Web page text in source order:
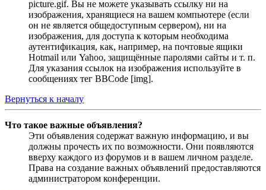
picture.gif. Вы не можете указывать ссылку ни на
изображения, хранящиеся на вашем компьютере (если
он не является общедоступным сервером), ни на
изображения, для доступа к которым необходима
аутентификация, как, например, на почтовые ящики
Hotmail или Yahoo, защищённые паролями сайты и т. п.
Для указания ссылок на изображения используйте в
сообщениях тег BBCode [img].
Вернуться к началу
Что такое важные объявления?
Эти объявления содержат важную информацию, и вы
должны прочесть их по возможности. Они появляются
вверху каждого из форумов и в вашем личном разделе.
Права на создание важных объявлений предоставляются
администратором конференции.